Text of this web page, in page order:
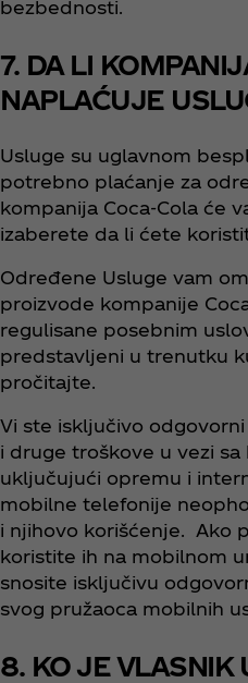
bezbednosti.
7. DA LI
NAPLAĆUJE
Usluge su uglavnom
potrebno plaćanje za
kompanija Coca‑Cola će
izaberete da li ćete
Određene Usluge vam
proizvode kompanije
regulisane posebnim
predstavljeni u trenutku
pročitajte.
Vi ste isključivo
i druge troškove u vezi sa
uključujući opremu i
mobilne telefonije
i njihovo korišćenje. Ako
koristite ih na mobilnom
snosite isključivu
svog pružaoca mobilnih
8. KO JE VLASNIK